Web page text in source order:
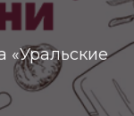
«Уральские